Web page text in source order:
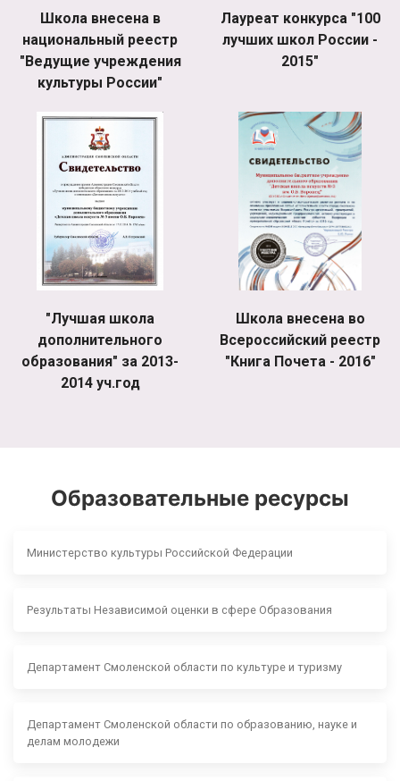
Школа внесена в
национальный реестр
"Ведущие учреждения
культуры России"
Лауреат конкурса "100
лучших школ России -
2015"
"Лучшая школа
дополнительного
образования" за 2013-
2014 уч.год
Школа внесена во
Всероссийский реестр
"Книга Почета - 2016"
Образовательные ресурсы
Министерство культуры Российской Федерации
Результаты Независимой оценки в сфере Образования
Департамент Смоленской области по культуре и туризму
Департамент Смоленской области по образованию, науке и
делам молодежи